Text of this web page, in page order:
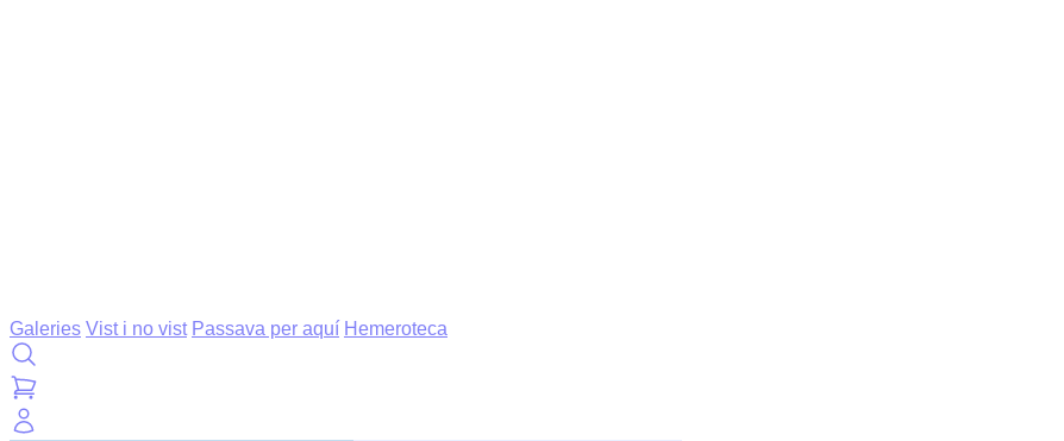
Galeries Vist i no vist Passava per aquí Hemeroteca